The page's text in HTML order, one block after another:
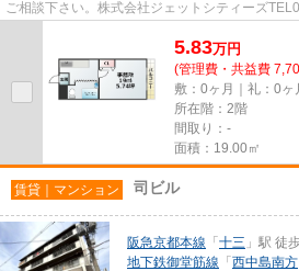
ご相談下さい。株式会社ジェットシティーズ
5.83万円
(管理費・共益費
敷：0ヶ月｜礼：0ヶ
所在階：2階
間取り：-
面積：19.00㎡
賃貸｜マンション 司ビル
阪急京都本線 「 十三 」駅 徒
地下鉄御堂筋線 「 西中島南方